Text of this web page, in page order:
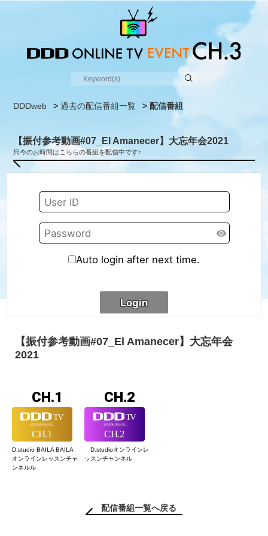
DDDweb >過去の配信番組一覧 > 配信番組
【振付参考動画#07_El Amanecer】大忘年会2021
只今のお時間はこちらの番組を配信中です↑
【振付参考動画#07_El Amanecer】大忘年会
2021
CH.1
D.studio BAILA BAILA
オンラインレッスンチャ
ンネルル
CH.2
D.studioオンラインレ
ッスンチャンネル
配信番組一覧へ戻る